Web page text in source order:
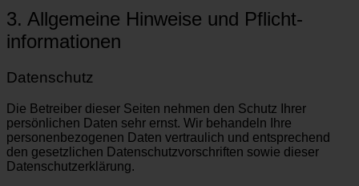
3. Allgemeine Hinweise und Pflicht­
informationen
Datenschutz
Die Betreiber dieser Seiten nehmen den Schutz Ihrer
persönlichen Daten sehr ernst. Wir behandeln Ihre
personenbezogenen Daten vertraulich und entsprechend
den gesetzlichen Datenschutzvorschriften sowie dieser
Datenschutzerklärung.